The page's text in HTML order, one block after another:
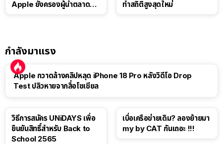
Apple ยังครองผู้นำตลาด
ทำสถิติสูงสุดใหม่
กำลังมาแรง
Apple กวาดล้างคลิปหลุด iPhone 18 Pro หลังวิดีโอ Drop
Test ปลิวหายจากสื่อโซเชียล
วิธีการสมัคร UNiDAYS เพื่อ
ยืนยันสิทธิ์สำหรับ Back to
School 2565
เบื่อเครือข่ายเดิม? ลองย้ายมา
my by CAT กันเถอะ !!!